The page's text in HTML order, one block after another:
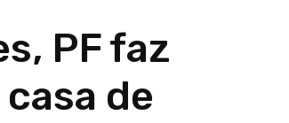
PF faz
de